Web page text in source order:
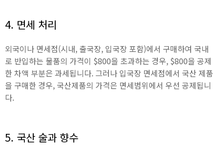
4. 면세 처리
외국이나 면세점(시내, 출국장, 입국장 포함)에서 구매하여 국내
로 반입하는 물품의 가격이 $800을 초과하는 경우, $800을 공제
한 차액 부분은 과세됩니다. 그러나 입국장 면세점에서 국산 제품
을 구매한 경우, 국산제품의 가격은 면세범위에서 우선 공제됩니
다.
5. 국산 술과 향수